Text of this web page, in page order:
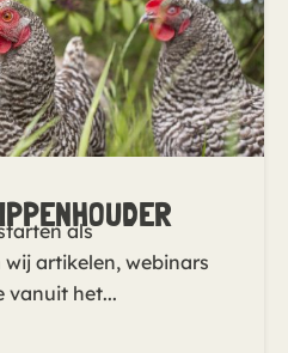
als
wij artikelen, webinars
vanuit het...